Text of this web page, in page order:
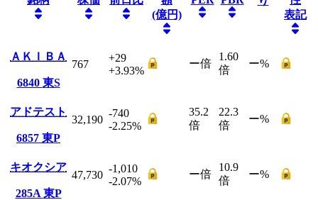
(億円)
表記
ＡＫＩＢＡ
6840 東S
767
+29
+3.93%
ー倍
1.60
倍
ー%
アドテスト
6857 東P
32,190
-740
-2.25%
35.2
倍
22.3
倍
ー%
キオクシア
285A 東P
47,730
-1,010
-2.07%
ー倍
10.9
倍
ー%